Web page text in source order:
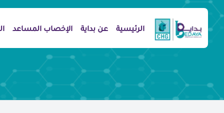
الرئيسية عن بداية الإخصاب المساعد